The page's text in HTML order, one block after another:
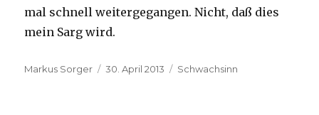
mal schnell weitergegangen. Nicht, daß dies
mein Sarg wird.
Autor
Markus Sorger
Veröffentlicht
30. April 2013 Kategorien
Schwachsinn